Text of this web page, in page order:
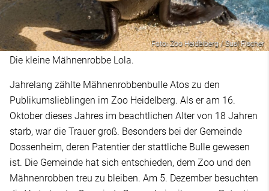
Foto: Zoo Heidelberg / Susi Fischer
Die kleine Mähnenrobbe Lola.
Jahrelang zählte Mähnenrobbenbulle Atos zu den
Publikumslieblingen im Zoo Heidelberg. Als er am 16.
Oktober dieses Jahres im beachtlichen Alter von 18 Jahren
starb, war die Trauer groß. Besonders bei der Gemeinde
Dossenheim, deren Patentier der stattliche Bulle gewesen
ist. Die Gemeinde hat sich entschieden, dem Zoo und den
Mähnenrobben treu zu bleiben. Am 5. Dezember besuchten